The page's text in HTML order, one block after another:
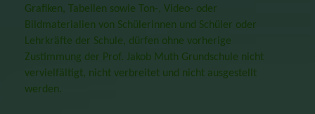
Grafiken, Tabellen sowie Ton-, Video- oder
Bildmaterialien von Schülerinnen und Schüler oder
Lehrkräfte der Schule, dürfen ohne vorherige
Zustimmung der Prof. Jakob Muth Grundschule nicht
vervielfältigt, nicht verbreitet und nicht ausgestellt
werden.